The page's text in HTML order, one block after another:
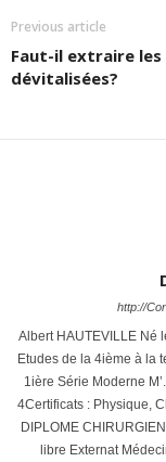
dentistes…
Previous article
Faut-il extraire les
dévitalisées?
http://
Albert HAUTEVILLE Né
Etudes de la 4ième à la
1ière Série Moderne
4Certificats : Physique,
DIPLOME
libre Externat